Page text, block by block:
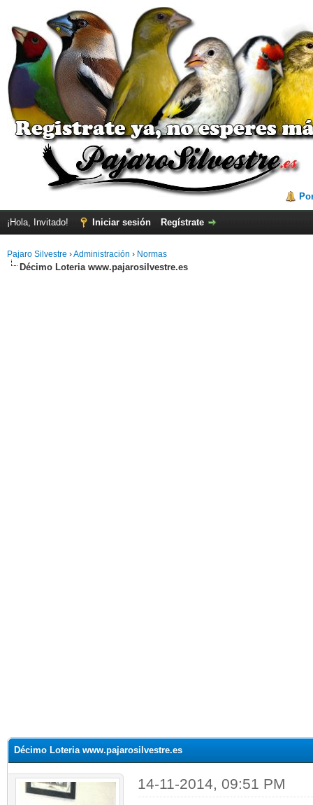
¡Hola, Invitado! Iniciar sesión Regístrate
Pajaro Silvestre ›Administración › Normas
Décimo Loteria www.pajarosilvestre.es
Décimo Loteria www.pajarosilvestre.es
14-11-2014, 09:51 PM